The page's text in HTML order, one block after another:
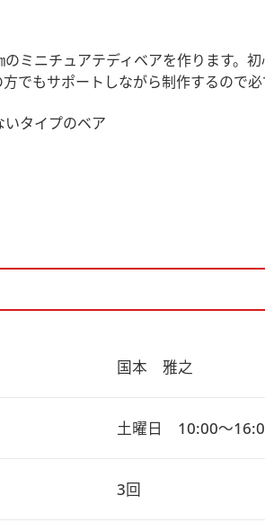
ミニチュアテディベアを作ります。
でもサポートしながら制作するので必
タイプのベア
国本　雅之
土曜日　10:00～
3回